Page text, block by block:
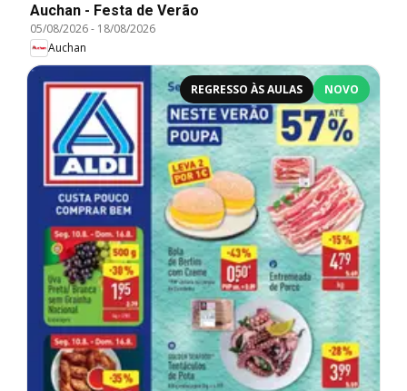
Auchan - Festa de Verão
05/08/2026- 18/08/2026
Auchan
REGRESSO ÀS AULAS NOVO